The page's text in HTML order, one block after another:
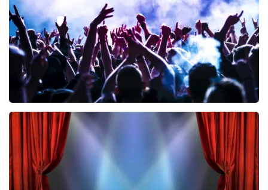
BESTEL NU
Megadeth
322 laatste 30 minuten
BESTEL NU